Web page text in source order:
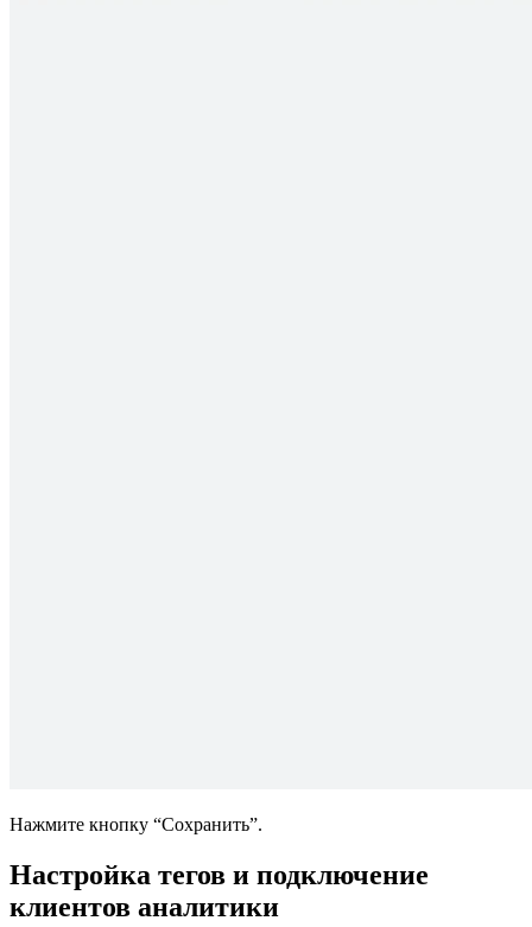
Нажмите кнопку “Сохранить”.
Настройка тегов и подключение
клиентов аналитики